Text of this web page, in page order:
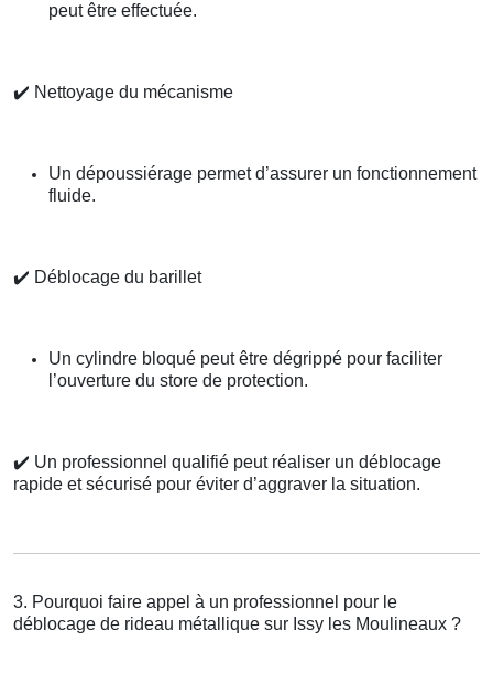
peut être effectuée.
✔️ Nettoyage du mécanisme
Un dépoussiérage permet d’assurer un fonctionnement
fluide.
✔️ Déblocage du barillet
Un cylindre bloqué peut être dégrippé pour faciliter
l’ouverture du store de protection.
✔️ Un professionnel qualifié peut réaliser un déblocage
rapide et sécurisé pour éviter d’aggraver la situation.
3. Pourquoi faire appel à un professionnel pour le
déblocage de rideau métallique sur Issy les Moulineaux ?